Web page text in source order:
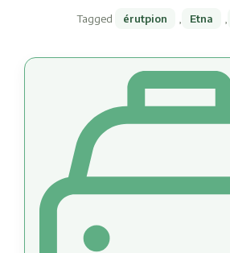
Tagged érutpion Etna